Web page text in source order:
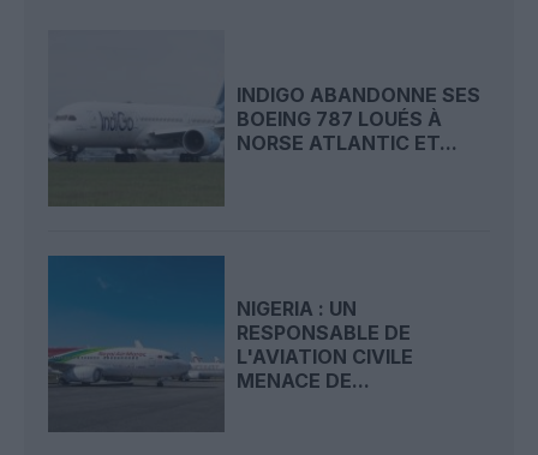
INDIGO ABANDONNE SES
BOEING 787 LOUÉS À
NORSE ATLANTIC ET...
NIGERIA : UN
RESPONSABLE DE
L'AVIATION CIVILE
MENACE DE...